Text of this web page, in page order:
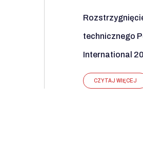
technicznego
International
CZYTAJ WIĘCEJ